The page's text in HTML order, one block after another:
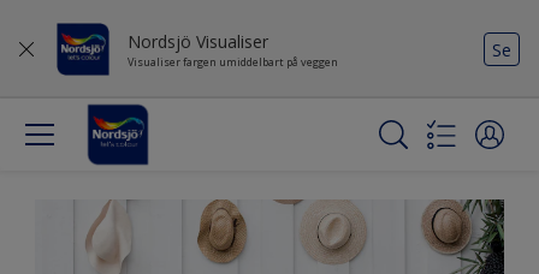
Nordsjö Visualiser
Visualiser fargen umiddelbart på veggen
Se